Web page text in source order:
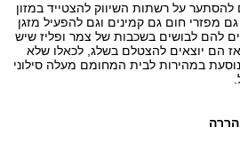
להסתער על רשתות השיווק להצטייד במזון
מפזרי חום גם קמינים וגם להפעיל מזגן
להם לבושים בשכבות של צמר ופליז שיש
הם יוצאים להצטלם בשלג, לכאלו שלא
במהירות לבית המחומם מעלה סילוני